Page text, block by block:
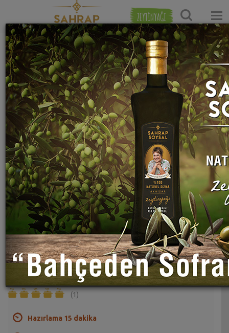
ZEYTİNYAĞI
Ana Sayfa Salata Tarifleri Yoğurtlu Salata Tarifleri
Kerevizli Ezme Patates Salatası Tarifi
Sahrap Soysal
Kereviz ve patates karışımlı çok farklı bir salata tarifi.
(1)
Hazırlama 15 dakika